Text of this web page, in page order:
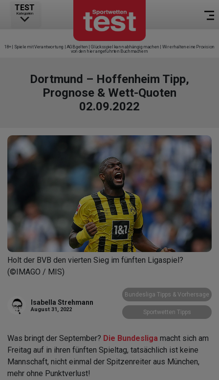
TEST
Kategorien
18+ | Spiele mit Verantwortung | AGB gelten | Glücksspiel kann abhängig machen | Wir erhalten eine Provision
von den hier angeführten Buchmachern
Dortmund – Hoffenheim Tipp,
Prognose & Wett-Quoten
02.09.2022
Holt der BVB den vierten Sieg im fünften Ligaspiel?
(©IMAGO / MIS)
Isabella Strehmann
August 31, 2022
Bundesliga Tipps & Vorhersage
Sportwetten Tipps
Was bringt der September? Die Bundesliga macht sich am
Freitag auf in ihren fünften Spieltag, tatsächlich ist keine
Mannschaft, nicht einmal der Spitzenreiter aus München,
mehr ohne Punktverlust!